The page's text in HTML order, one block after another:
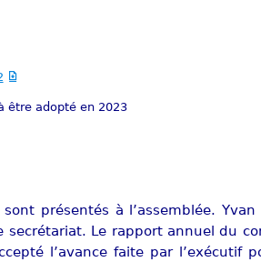
être adopté en 2023
présentés à l’assemblée.
secrétariat. Le rapport annuel du
l’avance faite par l’exécutif